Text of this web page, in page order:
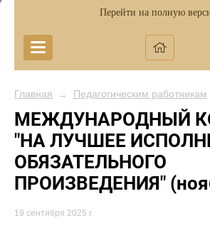
Перейти на полную
Главная → Педагогическим работникам
МЕЖДУНАРОДНЫЙ
"НА ЛУЧШЕЕ
ОБЯЗАТЕЛЬНОГО
ПРОИЗВЕДЕНИЯ"
19 сентября 2025 г.